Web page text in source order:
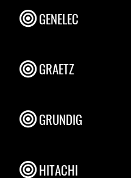
GENELEC
GRAETZ
GRUNDIG
HITACHI